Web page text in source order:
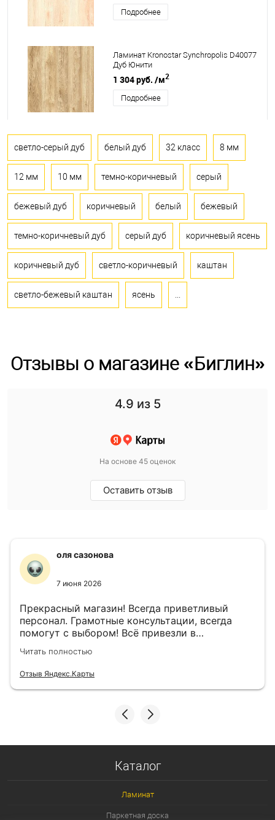
Подробнее
Ламинат Kronostar Synchropolis D40077
Дуб Юнити
1 304 руб. /м2
Подробнее
светло-серый дуб белый дуб 32 класс 8 мм
12 мм 10 мм темно-коричневый серый
бежевый дуб коричневый белый бежевый
темно-коричневый дуб серый дуб коричневый ясень
коричневый дуб светло-коричневый каштан
светло-бежевый каштан ясень
Отзывы о магазине «Биглин»
4.9 из 5
На основе 45 оценок
Оставить отзыв
оля сазонова
7 июня 2026
Прекрасный магазин! Всегда приветливый
персонал. Грамотные консультации, всегда
помогут с выбором! Всё привезли в
назначенный день!
Читать полностью
Отзыв Яндекс.Карты
Каталог
Ламинат
Паркетная доска